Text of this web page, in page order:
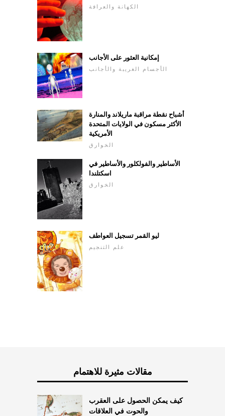
الكهانة والعرافة
إمكانية العثور على الأجانب
الأجسام الغريبة والأجانب
أشباح نقطة مراقبة ماريلاند والمنارة
الأكثر مسكون في الولايات المتحدة
الأمريكية
الخوارق
الأساطير والفولكلور والأساطير في
اسكتلندا
الخوارق
ليو القمر تسجيل العواطف
علم التنجيم
مقالات مثيرة للاهتمام
كيف يمكن الحصول على العقرب
والحوت في العلاقات